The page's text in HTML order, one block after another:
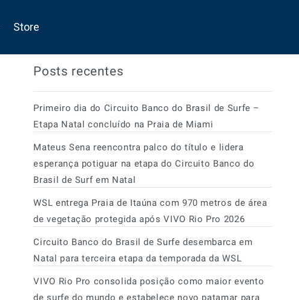
Store
Posts recentes
Primeiro dia do Circuito Banco do Brasil de Surfe –
Etapa Natal concluído na Praia de Miami
Mateus Sena reencontra palco do título e lidera
esperança potiguar na etapa do Circuito Banco do
Brasil de Surf em Natal
WSL entrega Praia de Itaúna com 970 metros de área
de vegetação protegida após VIVO Rio Pro 2026
Circuito Banco do Brasil de Surfe desembarca em
Natal para terceira etapa da temporada da WSL
VIVO Rio Pro consolida posição como maior evento
de surfe do mundo e estabelece novo patamar para